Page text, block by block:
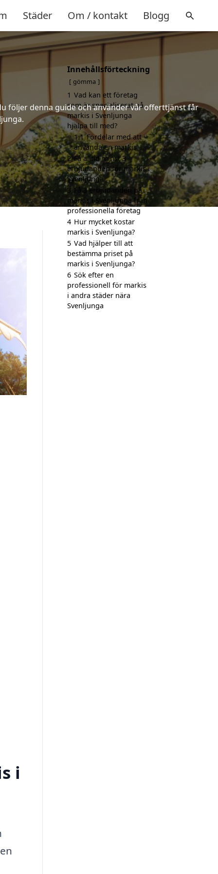
Städer Om / kontakt Blogg
följer denna guide och använder vår offerttjänst får
i
Innehållsförteckning
gömma
1 Vad kan ett företag
som är specialiserat på
markis i Svenljunga
hjälpa till med?
1.1 Fördelar med att
använda en markis
2 Få alltid minst 3
erbjudanden för markis i
Svenljunga
3 Få 3 erbjudanden på
markis i Svenljunga från
professionella företag
4 Hur mycket kostar
markis i Svenljunga?
5 Vad hjälper till att
bestämma priset på
markis i Svenljunga?
6 Sök efter en
professionell för markis
i andra städer nära
Svenljunga